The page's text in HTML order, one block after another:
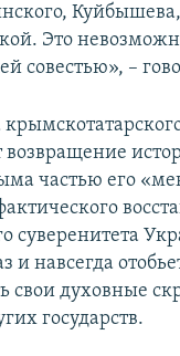
Куйбышева,
Это
совестью», –
возвращение
частью его
суверенитета
и навсегда
свои духовные
государств.